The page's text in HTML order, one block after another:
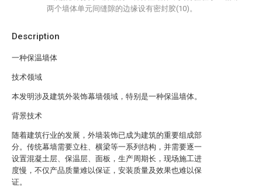
Description
一种保温墙体
技术领域
本发明涉及建筑外装饰幕墙领域，特别是一种保温墙体。
背景技术
随着建筑行业的发展，外墙装饰已成为建筑的重要组成部
分。传统幕墙需要立柱、横梁等一系列结构，并需要逐一
设置混凝土层、保温层、面板，生产周期长，现场施工进
度慢，不仅产品质量难以保证，安装质量及效果也难以保
证。
两个墙体单元间缝隙的边缘设有密封胶(10)。